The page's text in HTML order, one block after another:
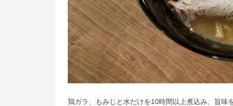
鶏ガラ、もみじと水だけを10時間以上煮込み、旨